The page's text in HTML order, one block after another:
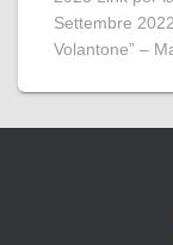
Settembre
Volantone” –